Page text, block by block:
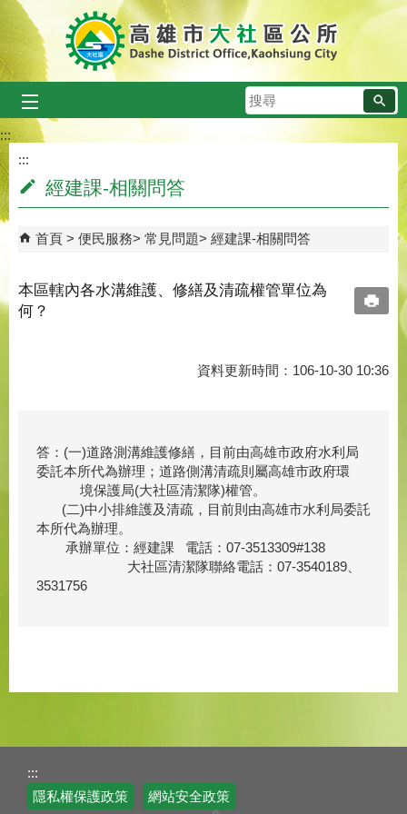
跳到主要內容區塊
搜
尋
:::
:::
經建課-相關問答
首頁 便民服務 常見問題 經建課-相關問答
本區轄內各水溝維護、修繕及清疏權管單位為
何？
資料更新時間：106-10-30 10:36
答：(一)道路測溝維護修繕，目前由高雄市政府水利局
委託本所代為辦理；道路側溝清疏則屬高雄市政府環
境保護局(大社區清潔隊)權管。
(二)中小排維護及清疏，目前則由高雄市水利局委託
本所代為辦理。
承辦單位：經建課 電話：07-3513309#138
大社區清潔隊聯絡電話：07-3540189、
3531756
:::
隱私權保護政策
網站安全政策